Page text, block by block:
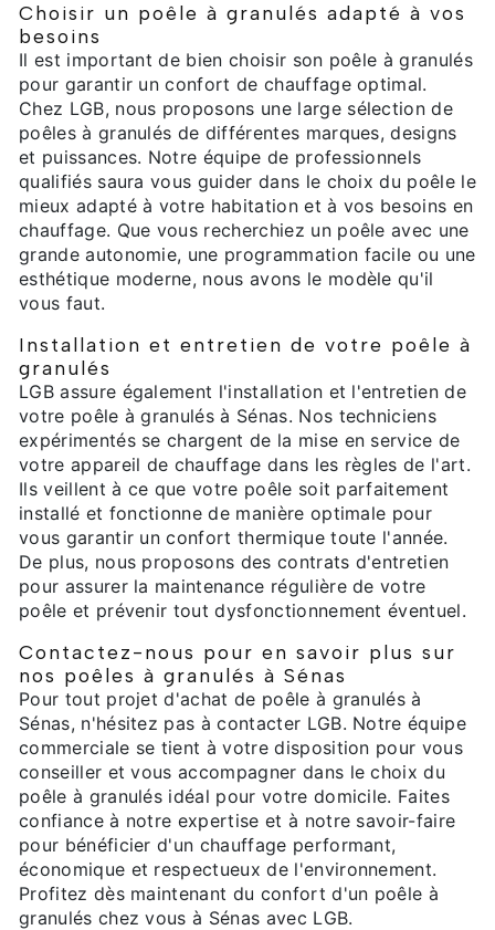
Choisir un poêle à granulés adapté à vos
besoins
Il est important de bien choisir son poêle à granulés
pour garantir un confort de chauffage optimal.
Chez LGB, nous proposons une large sélection de
poêles à granulés de différentes marques, designs
et puissances. Notre équipe de professionnels
qualifiés saura vous guider dans le choix du poêle le
mieux adapté à votre habitation et à vos besoins en
chauffage. Que vous recherchiez un poêle avec une
grande autonomie, une programmation facile ou une
esthétique moderne, nous avons le modèle qu'il
vous faut.
Installation et entretien de votre poêle à
granulés
LGB assure également l'installation et l'entretien de
votre poêle à granulés à Sénas. Nos techniciens
expérimentés se chargent de la mise en service de
votre appareil de chauffage dans les règles de l'art.
Ils veillent à ce que votre poêle soit parfaitement
installé et fonctionne de manière optimale pour
vous garantir un confort thermique toute l'année.
De plus, nous proposons des contrats d'entretien
pour assurer la maintenance régulière de votre
poêle et prévenir tout dysfonctionnement éventuel.
Contactez-nous pour en savoir plus sur
nos poêles à granulés à Sénas
Pour tout projet d'achat de poêle à granulés à
Sénas, n'hésitez pas à contacter LGB. Notre équipe
commerciale se tient à votre disposition pour vous
conseiller et vous accompagner dans le choix du
poêle à granulés idéal pour votre domicile. Faites
confiance à notre expertise et à notre savoir-faire
pour bénéficier d'un chauffage performant,
économique et respectueux de l'environnement.
Profitez dès maintenant du confort d'un poêle à
granulés chez vous à Sénas avec LGB.